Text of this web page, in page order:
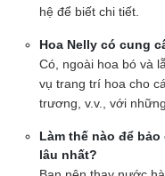
hệ để biết chi tiết.
Hoa Nelly có cung
Có, ngoài hoa bó và
vụ trang trí hoa cho
trương, v.v., với những
Làm thế nào để
lâu nhất?